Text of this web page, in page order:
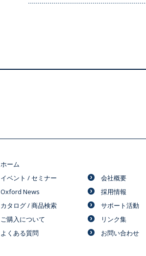
ホーム
イベント / セミナー
Oxford News
カタログ / 商品検索
ご購入について
よくある質問
会社概要
採用情報
サポート活動
リンク集
お問い合わせ